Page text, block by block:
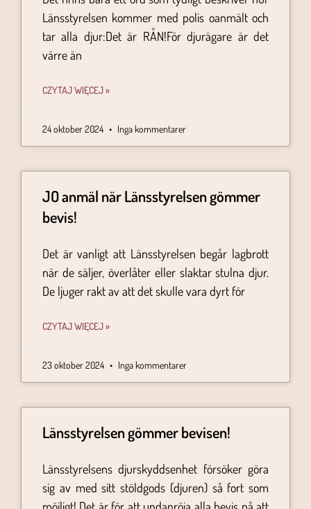
Länsstyrelsen kommer med polis oanmält och
tar alla djur:Det är RÅN!För djurägare är det
värre än
CZYTAJ WIĘCEJ »
24 oktober 2024 Inga kommentarer
JO anmäl när Länsstyrelsen gömmer
bevis!
Det är vanligt att Länsstyrelsen begår lagbrott
när de säljer, överlåter eller slaktar stulna djur.
De ljuger rakt av att det skulle vara dyrt för
CZYTAJ WIĘCEJ »
23 oktober 2024 Inga kommentarer
Länsstyrelsen gömmer bevisen!
Länsstyrelsens djurskyddsenhet försöker göra
sig av med sitt stöldgods (djuren) så fort som